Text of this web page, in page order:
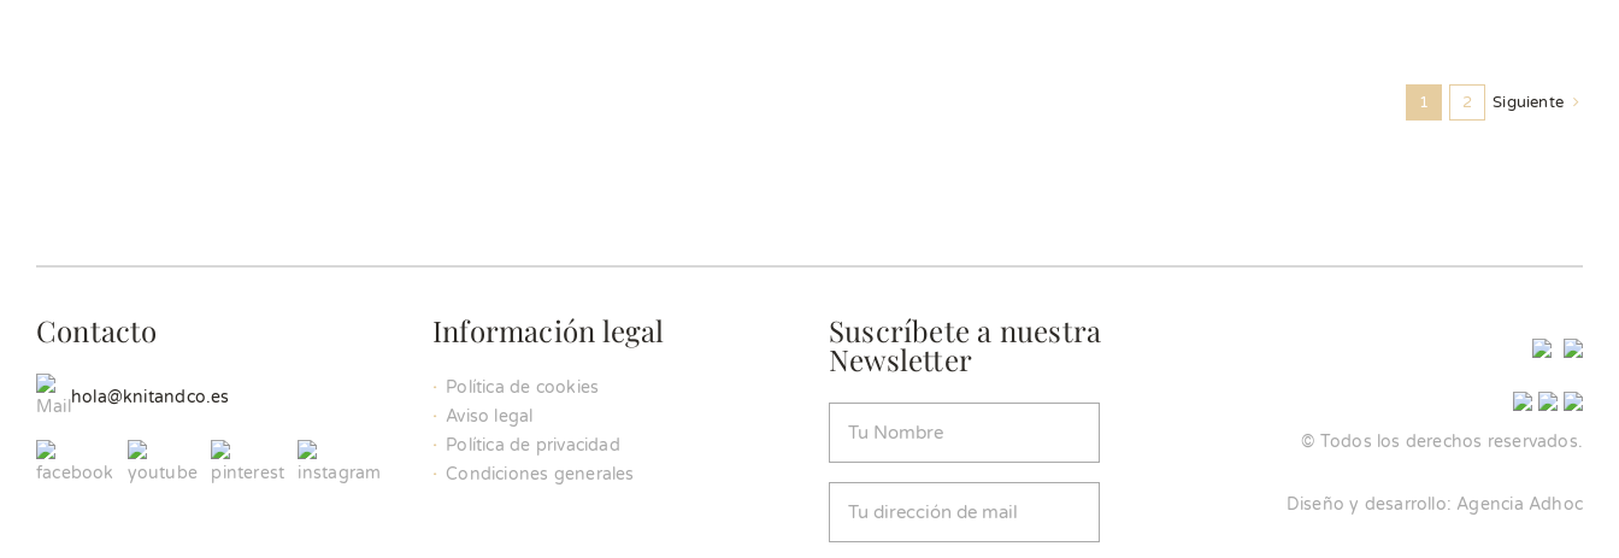
1 2 Siguiente
Contacto
hola@knitandco.es
Información legal
Política de cookies
Aviso legal
Política de privacidad
Condiciones generales
Suscríbete a nuestra
Newsletter
© Todos los derechos reservados.
Diseño y desarrollo: Agencia Adhoc